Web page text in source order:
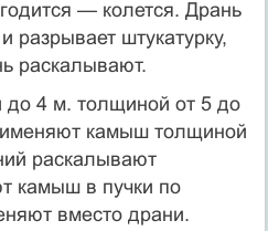
— колется. Дрань
разрывает штукатурку,
раскалывают.
4 м. толщиной от 5 до
камыш толщиной
раскалывают
камыш в пучки по
вместо драни.